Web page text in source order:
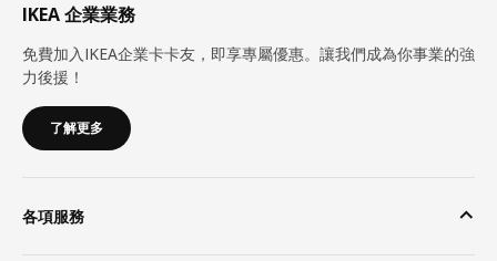
IKEA 企業業務
免費加入IKEA企業卡卡友，即享專屬優惠。讓我們成為你事業的強
力後援！
了解更多
各項服務